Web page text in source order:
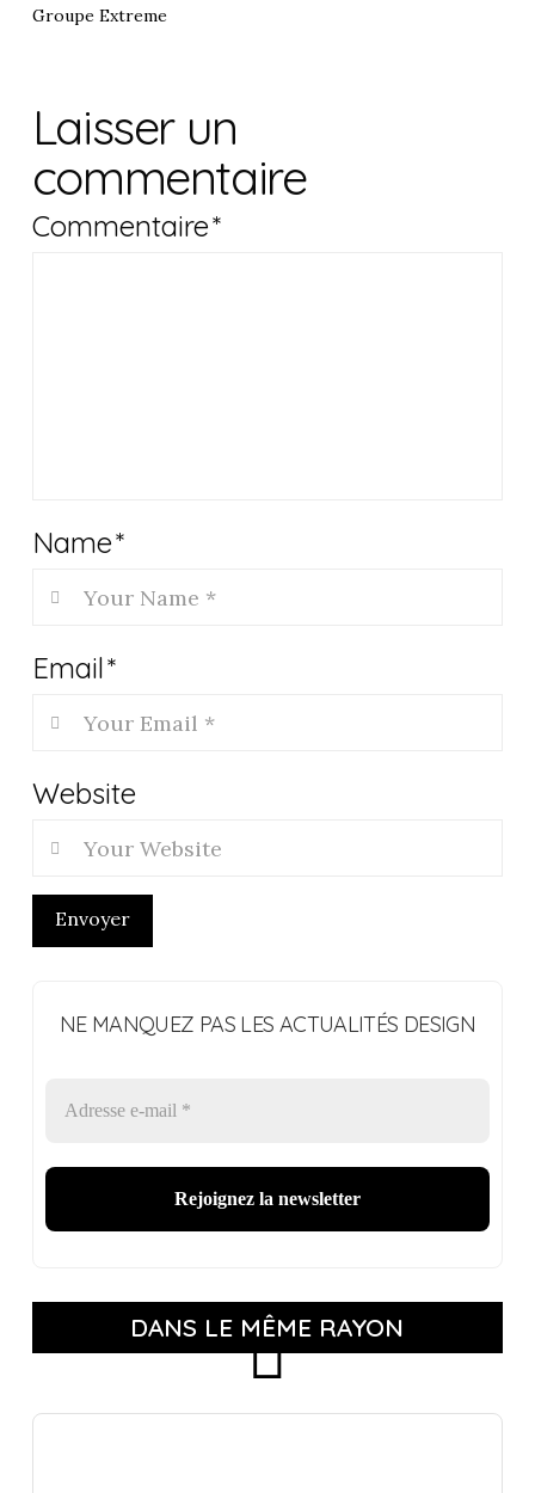
Groupe Extreme
Laisser un
commentaire
Commentaire*
Name*
Email*
Website
Envoyer
NE MANQUEZ PAS LES ACTUALITÉS DESIGN
DANS LE MÊME RAYON